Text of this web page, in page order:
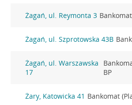
Żagań, ul. Reymonta 3
Żagań, ul. Szprotowska 43B
Żagań, ul. Warszawska
17
BP
Żary, Katowicka 41 Bankomat